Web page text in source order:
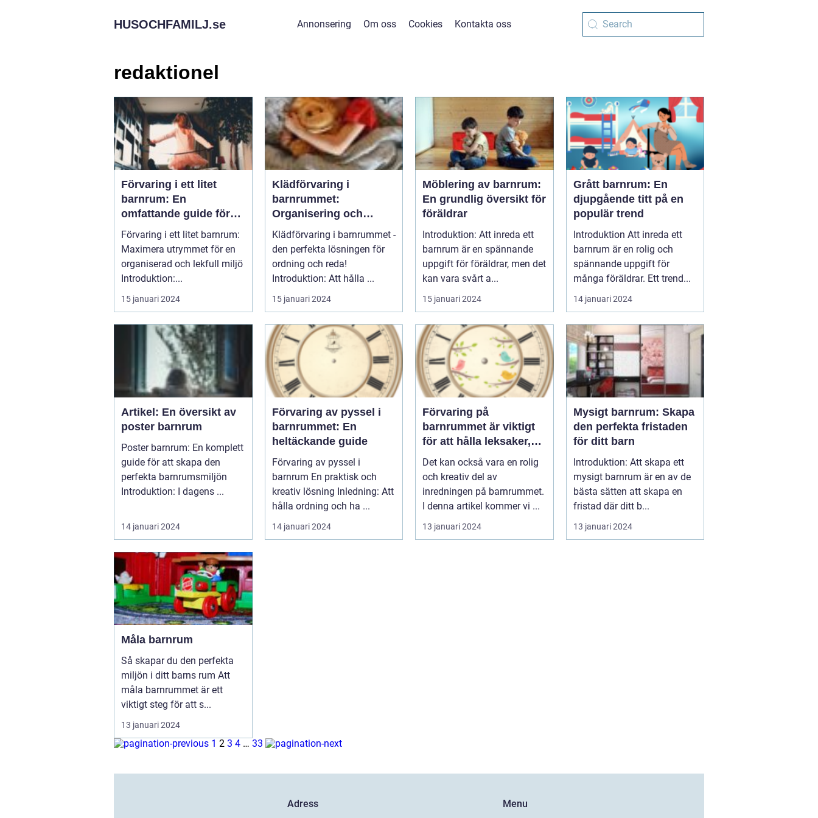
HUSOCHFAMILJ.se Annonsering Om oss Cookies Kontakta oss
redaktionel
Förvaring i ett litet
barnrum: En
omfattande guide för
att maximera utrymmet
Förvaring i ett litet barnrum:
Maximera utrymmet för en
organiserad och lekfull miljö
Introduktion:...
15 januari 2024
Klädförvaring i
barnrummet:
Organisering och
praktiskt tänkande för
en välorganiserad
garderob
Klädförvaring i barnrummet -
den perfekta lösningen för
ordning och reda!
Introduktion: Att hålla ...
15 januari 2024
Möblering av barnrum:
En grundlig översikt för
föräldrar
Introduktion: Att inreda ett
barnrum är en spännande
uppgift för föräldrar, men det
kan vara svårt a...
15 januari 2024
Grått barnrum: En
djupgående titt på en
populär trend
Introduktion Att inreda ett
barnrum är en rolig och
spännande uppgift för
många föräldrar. Ett trend...
14 januari 2024
Artikel: En översikt av
poster barnrum
Poster barnrum: En komplett
guide för att skapa den
perfekta barnrumsmiljön
Introduktion: I dagens ...
14 januari 2024
Förvaring av pyssel i
barnrummet: En
heltäckande guide
Förvaring av pyssel i
barnrum En praktisk och
kreativ lösning Inledning: Att
hålla ordning och ha ...
14 januari 2024
Förvaring på
barnrummet är viktigt
för att hålla leksaker,
kläder och andra
föremål organiserade
och lättillgängliga för
barnen
Det kan också vara en rolig
och kreativ del av
inredningen på barnrummet.
I denna artikel kommer vi ...
13 januari 2024
Mysigt barnrum: Skapa
den perfekta fristaden
för ditt barn
Introduktion: Att skapa ett
mysigt barnrum är en av de
bästa sätten att skapa en
fristad där ditt b...
13 januari 2024
Måla barnrum
Så skapar du den perfekta
miljön i ditt barns rum Att
måla barnrummet är ett
viktigt steg för att s...
13 januari 2024
1 2 3 4 … 33
Adress
Menu